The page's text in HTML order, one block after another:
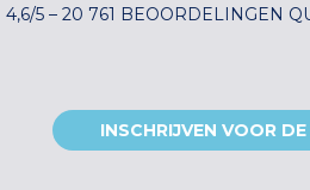
4,6/5 – 20 761 BEOORDELINGEN
INSCHRIJVEN VOOR